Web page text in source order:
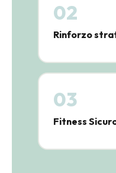
02
Rinforzo
03
Fitness